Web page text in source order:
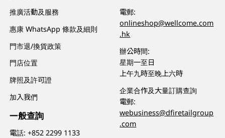
推廣活動及服務
惠康 WhatsApp 條款及細則
門市退/換貨政策
門店位置
牌照及許可證
加入我們
一般查詢
電話:+852 2299 1133
電郵:
onlineshop@wellcome.com
.hk
辦公時間:
星期一至日
上午九時至晚上六時
企業合作及大量訂購查詢
電郵:
webusiness@dfiretailgroup
.com